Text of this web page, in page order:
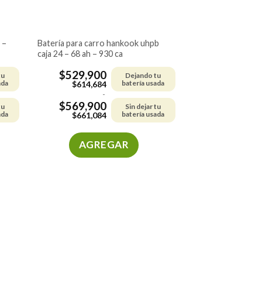
batería para carro hankook uhpb
caja 24 – 68 ah – 930 ca
$529,900
$614,684
Dejando tu
batería usada
-
$569,900
$661,084
Sin dejar tu
batería usada
AGREGAR